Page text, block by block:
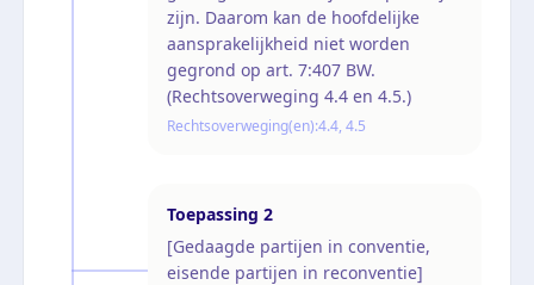
zijn. Daarom kan de hoofdelijke
aansprakelijkheid niet worden
gegrond op art. 7:407 BW.
(Rechtsoverweging 4.4 en 4.5.)
Rechtsoverweging(en):4.4, 4.5
Toepassing 2
[Gedaagde partijen in conventie,
eisende partijen in reconventie]